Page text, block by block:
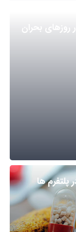
روزهای بحران
پلتفرم ها